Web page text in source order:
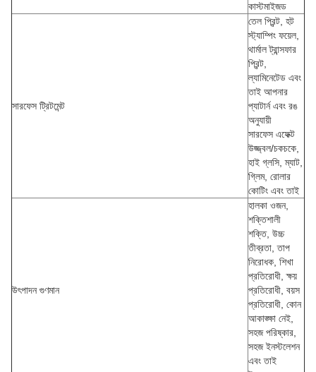
কাস্টমাইজড
সারফেস ট্রিটমেন্ট
তেল প্রিন্ট, হট
স্ট্যাম্পিং ফয়েল,
থার্মাল ট্রান্সফার
প্রিন্ট,
ল্যামিনেটেড এবং
তাই আপনার
প্যাটার্ন এবং রঙ
অনুযায়ী
সারফেস এফেক্ট
উজ্জ্বল/চকচকে,
হাই গ্লসি, ম্যাট,
গ্লিম, রোলার
কোটিং এবং তাই
উৎপাদন গুণমান
হালকা ওজন,
শক্তিশালী
শক্তি, উচ্চ
তীব্রতা, তাপ
নিরোধক, শিখা
প্রতিরোধী, ক্ষয়
প্রতিরোধী, বয়স
প্রতিরোধী, কোন
আকাঙ্ক্ষা নেই,
সহজ পরিষ্কার,
সহজ ইনস্টলেশন
এবং তাই